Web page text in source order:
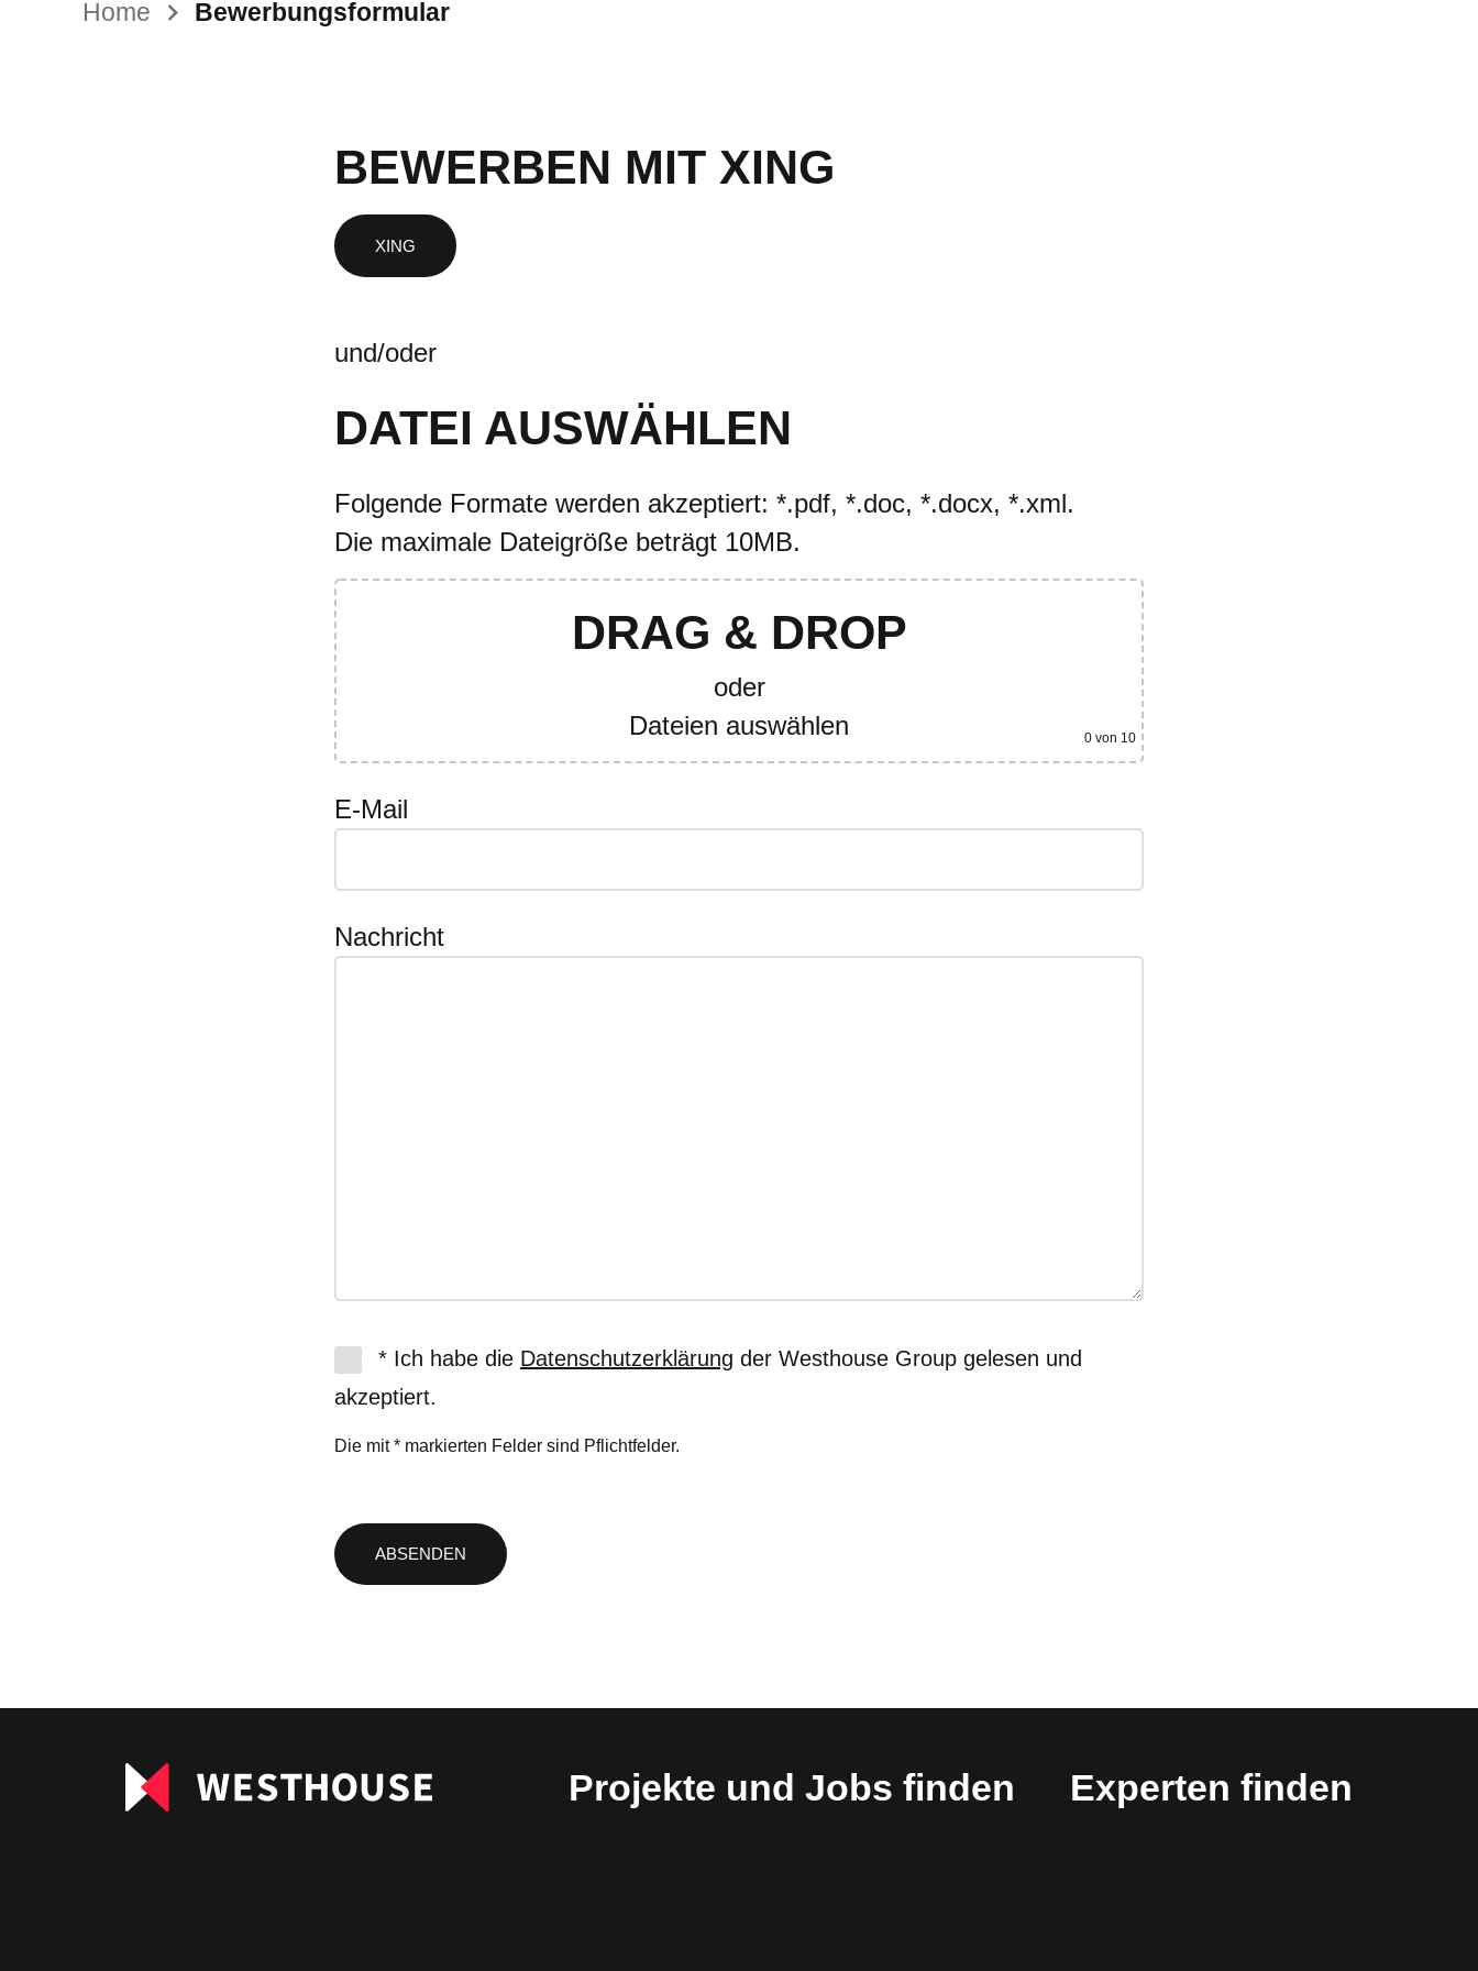
Home Bewerbungsformular
BEWERBEN MIT XING
und/oder
DATEI AUSWÄHLEN
Folgende Formate werden akzeptiert: *.pdf, *.doc, *.docx, *.xml.
Die maximale Dateigröße beträgt 10MB.
DRAG & DROP
oder
Dateien auswählen
0 von 10
E-Mail
Nachricht
* Ich habe die Datenschutzerklärung der Westhouse Group gelesen und
akzeptiert.
Die mit * markierten Felder sind Pflichtfelder.
lasse
dieses
Projekte und Jobs finden Experten finden